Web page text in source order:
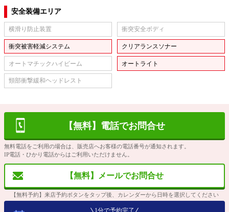
安全装備エリア
横滑り防止装置 衝突安全ボディ
衝突被害軽減システム クリアランスソナー
オートマチックハイビーム オートライト
頸部衝撃緩和ヘッドレスト
【無料】電話でお問合せ
無料電話をご利用の場合は、販売店へお客様の電話番号が通知されます。
IP電話・ひかり電話からはご利用いただけません。
【無料】メールでお問合せ
【無料予約】来店予約ボタンをタップ後、カレンダーから日時を選択してください
1分で予約完了